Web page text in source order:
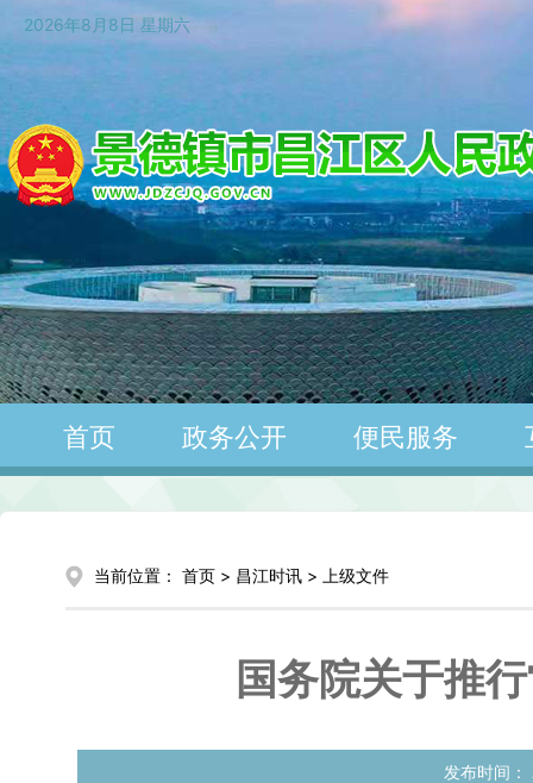
2026年8月8日 星期六
首页 政务公开 便民服务
当前位置： 首页 > 昌江时讯 > 上级文件
国务院关于推
发布时